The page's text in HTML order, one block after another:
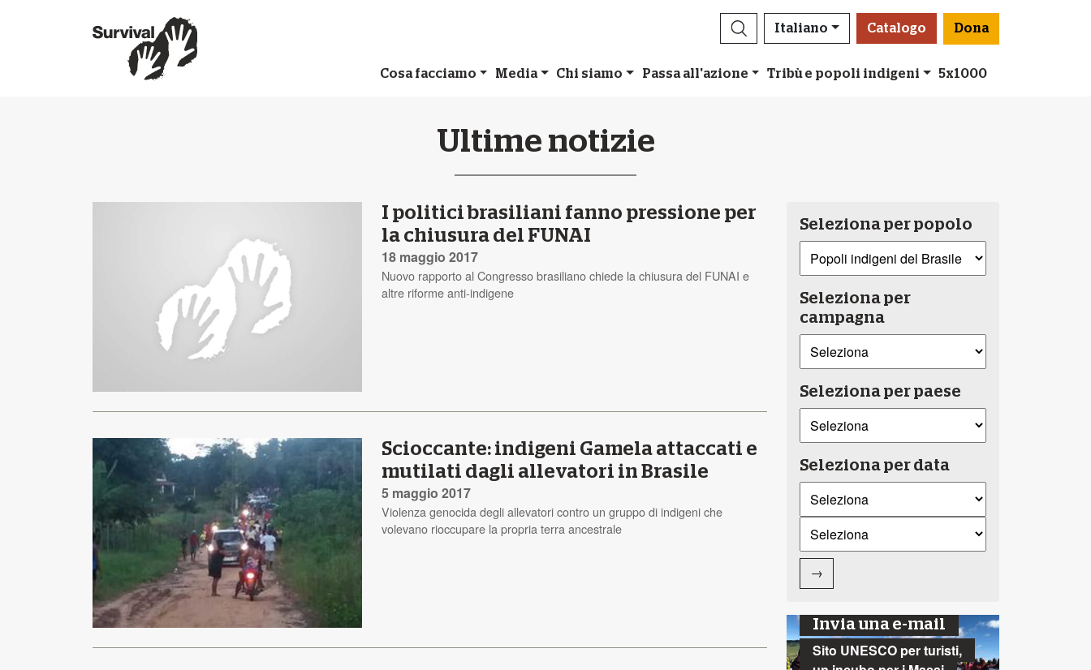
Italiano Catalogo Dona
Cosa facciamo Media Chi siamo Passa all'azione Tribù e popoli indigeni 5x1000
Ultime notizie
I politici brasiliani fanno pressione per
la chiusura del FUNAI
18 maggio 2017
Nuovo rapporto al Congresso brasiliano chiede la chiusura del FUNAI e
altre riforme anti-indigene
Scioccante: indigeni Gamela attaccati e
mutilati dagli allevatori in Brasile
5 maggio 2017
Violenza genocida degli allevatori contro un gruppo di indigeni che
volevano rioccupare la propria terra ancestrale
Seleziona per popolo
Seleziona per
campagna
Seleziona per paese
Seleziona per data
→
Invia una e-mail
Sito UNESCO per turisti,